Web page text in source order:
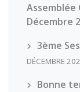
Assemblée
Décembre
3ème
DÉCEMBRE
Bonne